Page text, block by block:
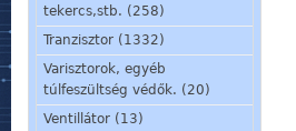
tekercs,stb. (258)
Tranzisztor (1332)
Varisztorok, egyéb
túlfeszültség védők. (20)
Ventillátor (13)